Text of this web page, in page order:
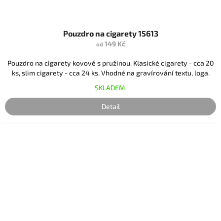
Pouzdro na cigarety 15613
od 149 Kč
Pouzdro na cigarety kovové s pružinou. Klasické cigarety - cca 20
ks, slim cigarety - cca 24 ks. Vhodné na gravírování textu, loga.
SKLADEM
Detail